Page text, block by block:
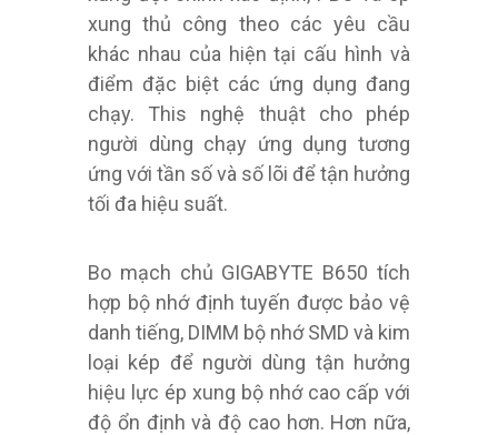
xung thủ công theo các yêu cầu
khác nhau của hiện tại cấu hình và
điểm đặc biệt các ứng dụng đang
chạy. This nghệ thuật cho phép
người dùng chạy ứng dụng tương
ứng với tần số và số lõi để tận hưởng
tối đa hiệu suất.
Bo mạch chủ GIGABYTE B650 tích
hợp bộ nhớ định tuyến được bảo vệ
danh tiếng, DIMM bộ nhớ SMD và kim
loại kép để người dùng tận hưởng
hiệu lực ép xung bộ nhớ cao cấp với
độ ổn định và độ cao hơn. Hơn nữa,